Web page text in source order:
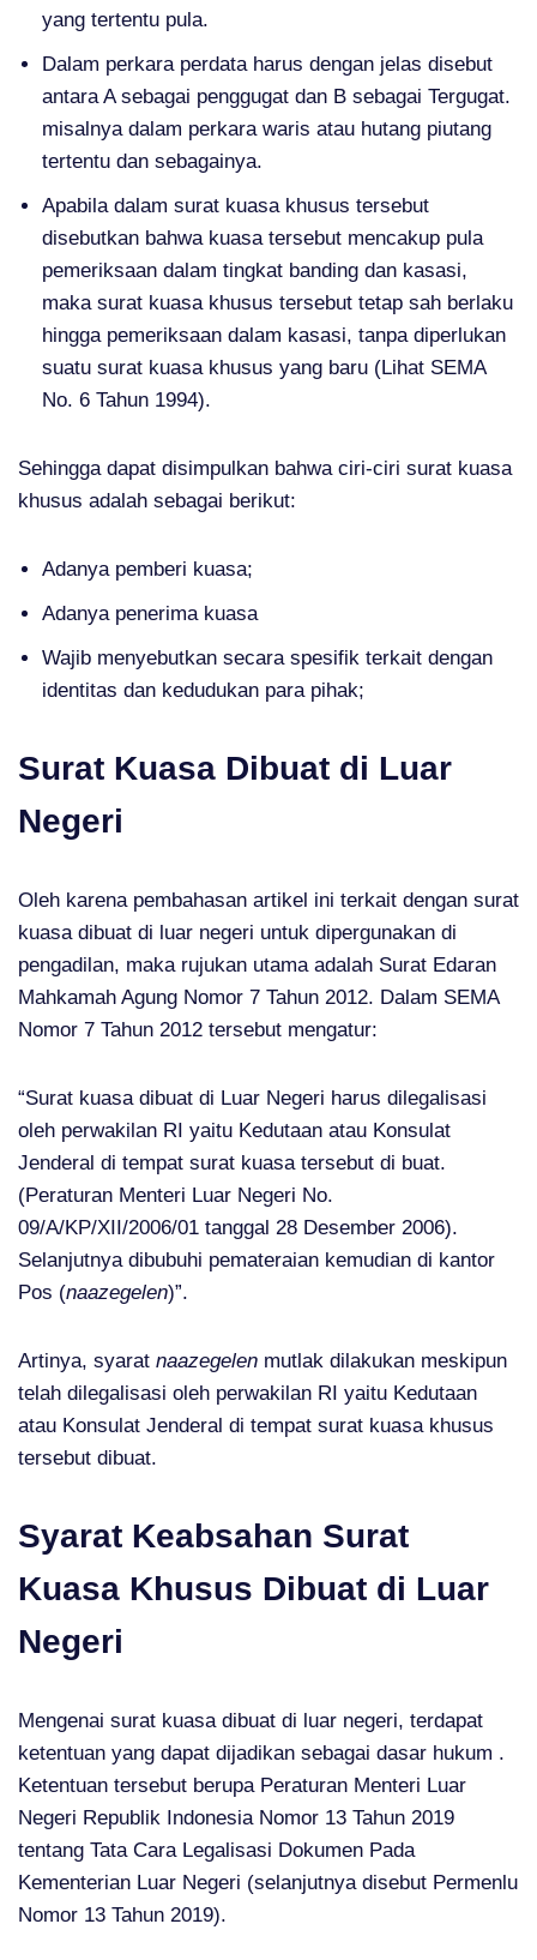
yang tertentu pula.
Dalam perkara perdata harus dengan jelas disebut
antara A sebagai penggugat dan B sebagai Tergugat.
misalnya dalam perkara waris atau hutang piutang
tertentu dan sebagainya.
Apabila dalam surat kuasa khusus tersebut
disebutkan bahwa kuasa tersebut mencakup pula
pemeriksaan dalam tingkat banding dan kasasi,
maka surat kuasa khusus tersebut tetap sah berlaku
hingga pemeriksaan dalam kasasi, tanpa diperlukan
suatu surat kuasa khusus yang baru (Lihat SEMA
No. 6 Tahun 1994).
Sehingga dapat disimpulkan bahwa ciri-ciri surat kuasa
khusus adalah sebagai berikut:
Adanya pemberi kuasa;
Adanya penerima kuasa
Wajib menyebutkan secara spesifik terkait dengan
identitas dan kedudukan para pihak;
Surat Kuasa Dibuat di Luar
Negeri
Oleh karena pembahasan artikel ini terkait dengan surat
kuasa dibuat di luar negeri untuk dipergunakan di
pengadilan, maka rujukan utama adalah Surat Edaran
Mahkamah Agung Nomor 7 Tahun 2012. Dalam SEMA
Nomor 7 Tahun 2012 tersebut mengatur:
“Surat kuasa dibuat di Luar Negeri harus dilegalisasi
oleh perwakilan RI yaitu Kedutaan atau Konsulat
Jenderal di tempat surat kuasa tersebut di buat.
(Peraturan Menteri Luar Negeri No.
09/A/KP/XII/2006/01 tanggal 28 Desember 2006).
Selanjutnya dibubuhi pemateraian kemudian di kantor
Pos (naazegelen)”.
Artinya, syarat naazegelen mutlak dilakukan meskipun
telah dilegalisasi oleh perwakilan RI yaitu Kedutaan
atau Konsulat Jenderal di tempat surat kuasa khusus
tersebut dibuat.
Syarat Keabsahan Surat
Kuasa Khusus Dibuat di Luar
Negeri
Mengenai surat kuasa dibuat di luar negeri, terdapat
ketentuan yang dapat dijadikan sebagai dasar hukum .
Ketentuan tersebut berupa Peraturan Menteri Luar
Negeri Republik Indonesia Nomor 13 Tahun 2019
tentang Tata Cara Legalisasi Dokumen Pada
Kementerian Luar Negeri (selanjutnya disebut Permenlu
Nomor 13 Tahun 2019).